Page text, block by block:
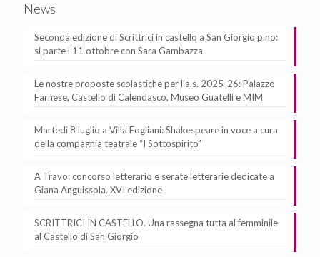
News
Seconda edizione di Scrittrici in castello a San Giorgio p.no:
si parte l’11 ottobre con Sara Gambazza
Le nostre proposte scolastiche per l’a.s. 2025-26: Palazzo
Farnese, Castello di Calendasco, Museo Guatelli e MIM
Martedì 8 luglio a Villa Fogliani: Shakespeare in voce a cura
della compagnia teatrale “I Sottospirito”
A Travo: concorso letterario e serate letterarie dedicate a
Giana Anguissola. XVI edizione
SCRITTRICI IN CASTELLO. Una rassegna tutta al femminile
al Castello di San Giorgio